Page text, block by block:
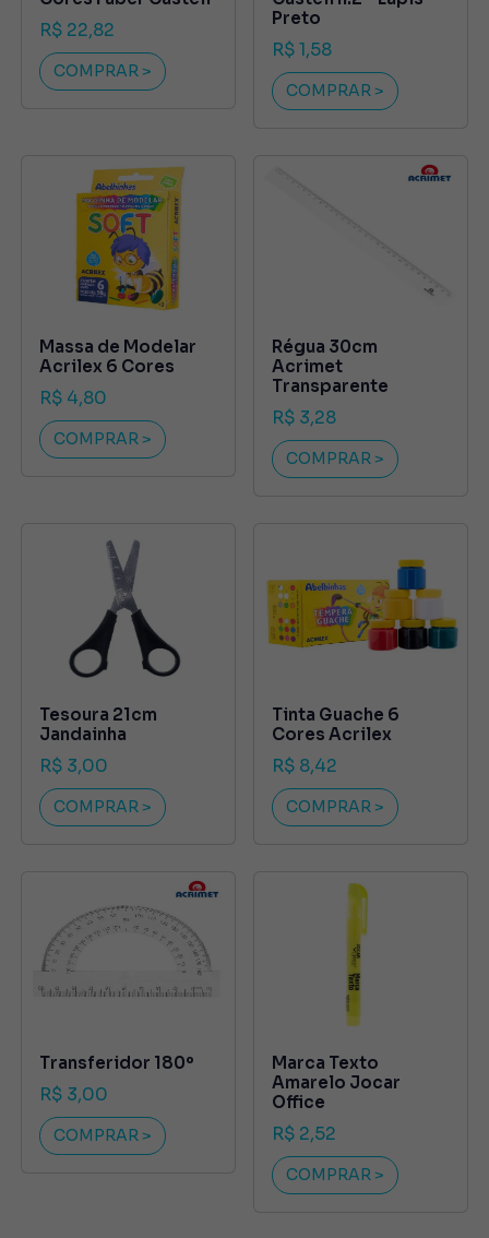
R$ 22,82
COMPRAR >
Preto
R$ 1,58
COMPRAR >
Massa de Modelar
Acrilex 6 Cores
R$ 4,80
COMPRAR >
Régua 30cm
Acrimet
Transparente
R$ 3,28
COMPRAR >
Tesoura 21cm
Jandainha
R$ 3,00
COMPRAR >
Tinta Guache 6
Cores Acrilex
R$ 8,42
COMPRAR >
Transferidor 180º
R$ 3,00
COMPRAR >
Marca Texto
Amarelo Jocar
Office
R$ 2,52
COMPRAR >